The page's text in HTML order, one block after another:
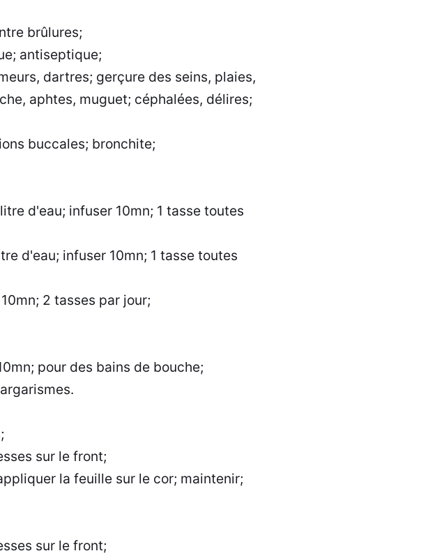
brûlures;
antiseptique;
dartres; gerçure des seins, plaies,
aphtes, muguet; céphalées, délires;
buccales; bronchite;
d'eau; infuser 10mn; 1 tasse toutes
d'eau; infuser 10mn; 1 tasse toutes
2 tasses par jour;
pour des bains de bouche;
sur le front;
la feuille sur le cor; maintenir;
sur le front;